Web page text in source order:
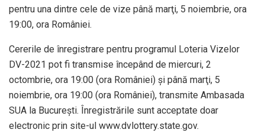
pentru una dintre cele de vize până marţi, 5 noiembrie, ora
19:00, ora României.
Cererile de înregistrare pentru programul Loteria Vizelor
DV-2021 pot fi transmise începând de miercuri, 2
octombrie, ora 19:00 (ora României) şi până marţi, 5
noiembrie, ora 19:00 (ora României), transmite Ambasada
SUA la Bucureşti. Înregistrările sunt acceptate doar
electronic prin site-ul www.dvlottery.state.gov.